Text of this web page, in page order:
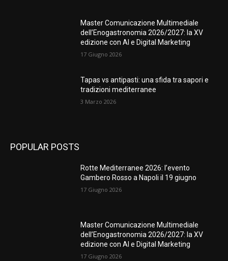
Master Comunicazione Multimediale
dell’Enogastronomia 2026/2027: la XV
edizione con AI e Digital Marketing
17 Giugno 2026
Tapas vs antipasti: una sfida tra sapori e
tradizioni mediterranee
3 Marzo 2026
POPULAR POSTS
Rotte Mediterranee 2026: l’evento
Gambero Rosso a Napoli il 19 giugno
17 Giugno 2026
Master Comunicazione Multimediale
dell’Enogastronomia 2026/2027: la XV
edizione con AI e Digital Marketing
17 Giugno 2026